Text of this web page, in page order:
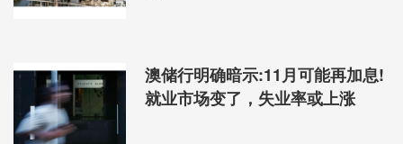
其中，年涨幅唯一过10%的城区为Marsfield（4,000），而5年涨幅最高
则被Killara，以22.5%摘得。
澳储行明确暗示:11月可能再加息!
就业市场变了，失业率或上涨